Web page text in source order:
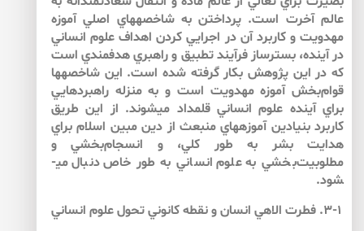
عالم آخرت است. پرداختن به شاخصه­هاي اصلي آموزه
مهدويت و كاربرد آن در اجرايي كردن اهداف علوم انساني
در آينده، بسترساز فرآيند تطبيق و راهبري هدفمندي است
كه در اين پژوهش بكار گرفته شده است. اين شاخصه­ها
قوام‌بخش آموزه مهدويت است و به منزله راهبردهايي
براي آينده علوم انساني قلمداد مي­شوند. از اين طريق
كاربرد بنيادين آموزه­هاي منبعث از دين مبين اسلام براي
هدايت بشر به طور كلي، و انسجام‌بخشي و
مطلوبيت‌بخشي به علوم انساني به طور خاص دنبال مي­
شود.
۳-۱. فطرت الاهي انسان و نقطه كانوني تحول علوم انساني